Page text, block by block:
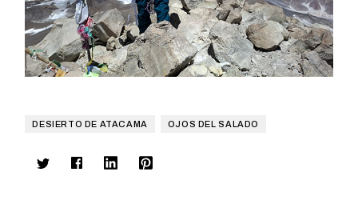
DESIERTO DE ATACAMA OJOS DEL SALADO